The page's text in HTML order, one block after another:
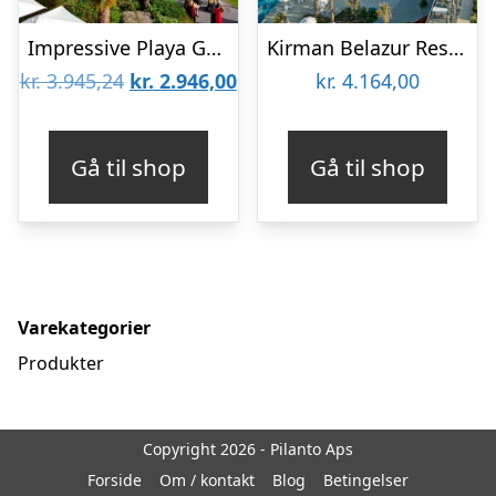
Impressive Playa Granada
kr.3.945,24 Den
kr. 3.945,24.
kr. 2.946,00Den
kr. 2.946,00.
Gå til shop
Kirman Belazur Resort & Spa Hotel
kr. 4.164,00
Gå til shop
Varekategorier
Produkter
Copyright 2026 - Pilanto Aps
Forside
Om / kontakt Blog Betingelser